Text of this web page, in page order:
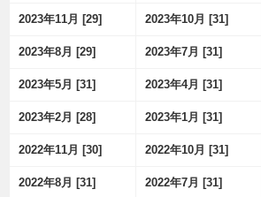
2023年11月 [29] 2023年10月 [31]
2023年8月 [29] 2023年7月 [31]
2023年5月 [31] 2023年4月 [31]
2023年2月 [28] 2023年1月 [31]
2022年11月 [30] 2022年10月 [31]
2022年8月 [31] 2022年7月 [31]